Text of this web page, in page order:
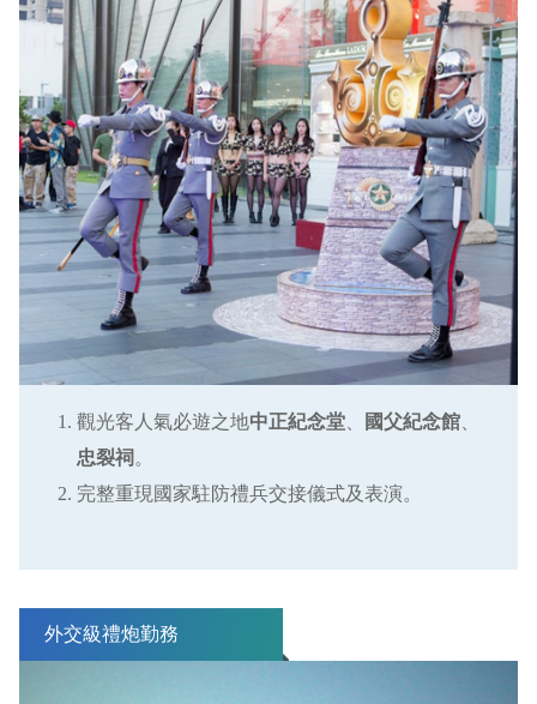
觀光客人氣必遊之地中正紀念堂 國父紀念館
忠裂祠 。
完整重現國家駐防禮兵交接儀式及表演。
外交級禮炮勤務